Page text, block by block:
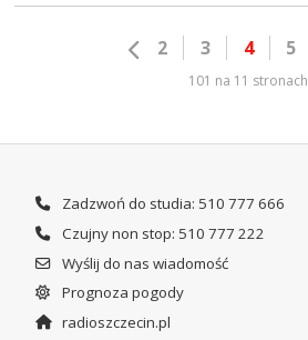
2 3 4 5
101 na 11 stronach
Zadzwoń do studia: 510 777 666
Czujny non stop: 510 777 222
Wyślij do nas wiadomość
Prognoza pogody
radioszczecin.pl